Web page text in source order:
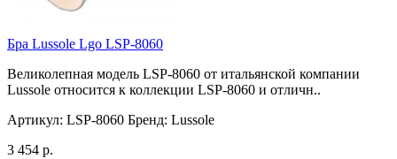
Бра Lussole Lgo LSP-8060
Великолепная модель LSP-8060 от итальянской компании
Lussole относится к коллекции LSP-8060 и отличн..
Артикул: LSP-8060 Бренд: Lussole
3 454 р.